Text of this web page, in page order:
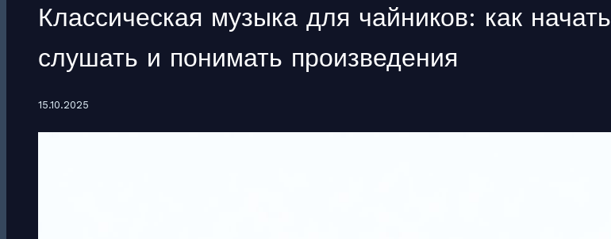
Классическая музыка для чайников: как начать
слушать и понимать произведения
15.10.2025